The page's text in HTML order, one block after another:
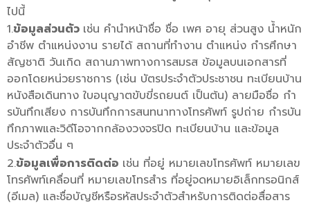
ไปนี้
1.ข้อมูลส่วนตัว เช่น คำนำหน้าชื่อ ชื่อ เพศ อายุ ส่วนสูง น้ำหนัก
อำชีพ ตำแหน่งงาน รายได้ สถานที่ทำงาน ตำแหน่ง กำรศึกษา
สัญชาติ วันเกิด สถานภาพทางการสมรส ข้อมูลบนเอกสารที่
ออกโดยหน่วยราชการ (เช่น บัตรประจำตัวประชาชน ทะเบียนบ้าน
หนังสือเดินทาง ใบอนุญาตขับขี่รถยนต์ เป็นต้น) ลายมือชื่อ กำ
รบันทึกเสียง การบันทึกการสนทนาทางโทรศัพท์ รูปถ่าย กำรบัน
ทึกภาพและวิดีโอจากกล้องวงจรปิด ทะเบียนบ้าน และข้อมูล
ประจำตัวอื่น ๆ
2.ข้อมูลเพื่อการติดต่อ เช่น ที่อยู่ หมายเลขโทรศัพท์ หมายเลข
โทรศัพท์เคลื่อนที่ หมายเลขโทรสำร ที่อยู่จดหมายอิเล็กทรอนิกส์
(อีเมล) และชื่อบัญชีหรือรหัสประจำตัวสำหรับการติดต่อสื่อสาร